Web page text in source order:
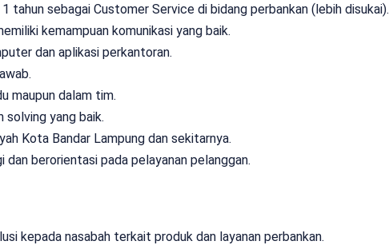
tahun sebagai Customer Service di bidang perbankan (lebih disukai).
kemampuan komunikasi yang baik.
dan aplikasi perkantoran.
maupun dalam tim.
solving yang baik.
Kota Bandar Lampung dan sekitarnya.
berorientasi pada pelayanan pelanggan.
kepada nasabah terkait produk dan layanan perbankan.